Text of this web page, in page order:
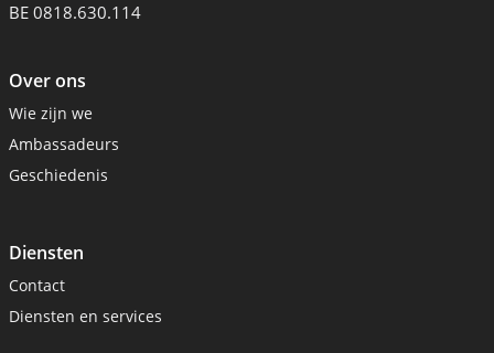
BE 0818.630.114
Over ons
Wie zijn we
Ambassadeurs
Geschiedenis
Diensten
Contact
Diensten en services